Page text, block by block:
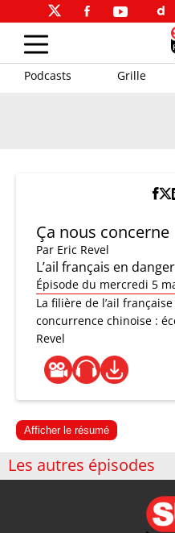
Podcasts Grille
Ça nous concerne
Par Eric Revel
L’ail français en danger
Épisode du mercredi 5
La filière de l’ail
concurrence chinoise :
Revel
Afficher le résumé
Les autres épisodes